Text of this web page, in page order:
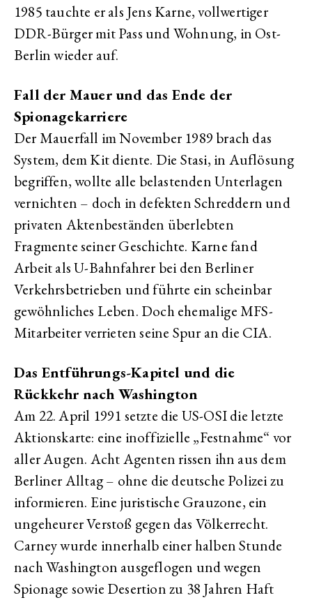
1985 tauchte er als Jens Karne, vollwertiger
DDR-Bürger mit Pass und Wohnung, in Ost-
Berlin wieder auf.
Fall der Mauer und das Ende der
Spionagekarriere
Der Mauerfall im November 1989 brach das
System, dem Kit diente. Die Stasi, in Auflösung
begriffen, wollte alle belastenden Unterlagen
vernichten – doch in defekten Schreddern und
privaten Aktenbeständen überlebten
Fragmente seiner Geschichte. Karne fand
Arbeit als U-Bahnfahrer bei den Berliner
Verkehrsbetrieben und führte ein scheinbar
gewöhnliches Leben. Doch ehemalige MFS-
Mitarbeiter verrieten seine Spur an die CIA.
Das Entführungs-Kapitel und die
Rückkehr nach Washington
Am 22. April 1991 setzte die US-OSI die letzte
Aktionskarte: eine inoffizielle „Festnahme“ vor
aller Augen. Acht Agenten rissen ihn aus dem
Berliner Alltag – ohne die deutsche Polizei zu
informieren. Eine juristische Grauzone, ein
ungeheurer Verstoß gegen das Völkerrecht.
Carney wurde innerhalb einer halben Stunde
nach Washington ausgeflogen und wegen
Spionage sowie Desertion zu 38 Jahren Haft